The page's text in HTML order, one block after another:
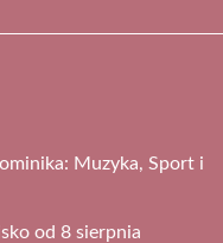
Muzyka, Sport i
od 8 sierpnia